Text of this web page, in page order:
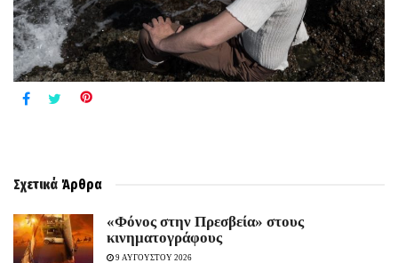
Σχετικά Άρθρα
«Φόνος στην Πρεσβεία» στους
κινηματογράφους
9 ΑΥΓΟΥΣΤΟΥ 2026